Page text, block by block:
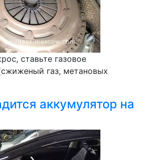
ставьте газовое
газ, метановых
аккумулятор на